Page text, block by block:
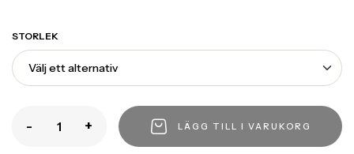
STORLEK
- + LÄGG TILL I VARUKORG